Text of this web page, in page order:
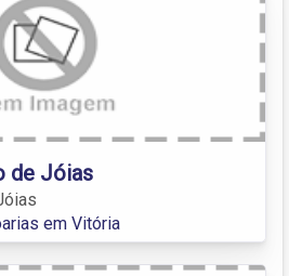
de Jóias
em Vitória